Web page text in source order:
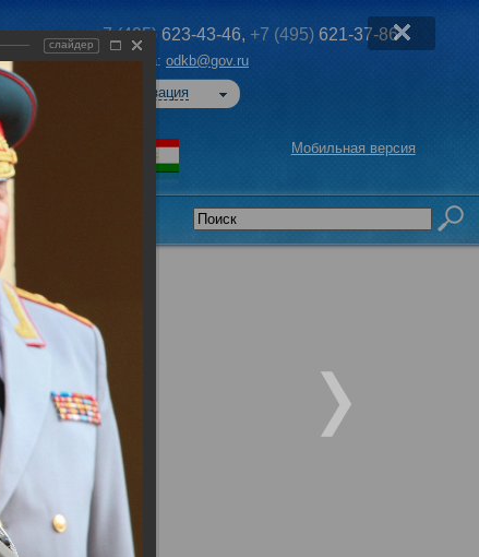
+7 (495) 623-43-46, +7 (495) 621-37-86
Эл. почта: odkb@gov.ru
Авторизация
Мобильная версия
слайдер